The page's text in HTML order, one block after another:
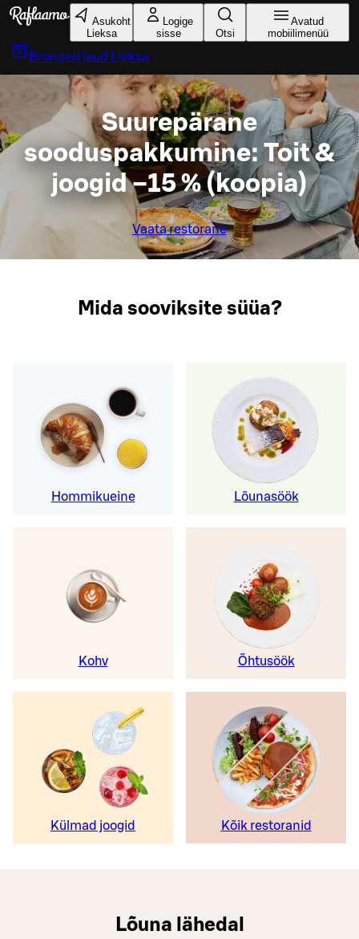
Liigu peamise sisu juurde
Asukoht
Lieksa
Logige
sisse
Otsi
Avatud
mobiilimenüü
Broneeri laud Lieksa
Suurepärane
sooduspakkumine: Toit &
joogid –15 % (koopia)
Vaata restorane
Mida sooviksite süüa?
Hommikueine Lõunasöök
Kohv Õhtusöök
Külmad joogid Kõik restoranid
Lõuna lähedal